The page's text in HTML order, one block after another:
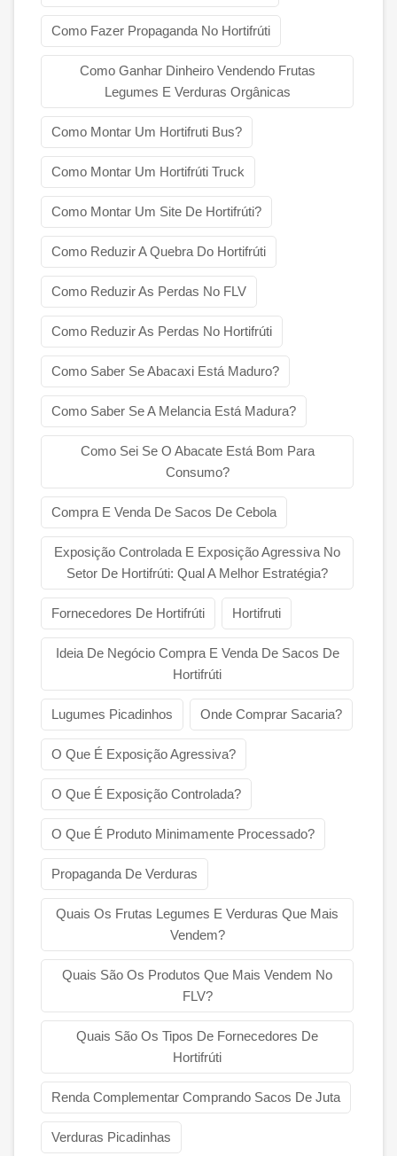
Como Fazer Propaganda No Hortifrúti
Como Ganhar Dinheiro Vendendo Frutas
Legumes E Verduras Orgânicas
Como Montar Um Hortifruti Bus?
Como Montar Um Hortifrúti Truck
Como Montar Um Site De Hortifrúti?
Como Reduzir A Quebra Do Hortifrúti
Como Reduzir As Perdas No FLV
Como Reduzir As Perdas No Hortifrúti
Como Saber Se Abacaxi Está Maduro?
Como Saber Se A Melancia Está Madura?
Como Sei Se O Abacate Está Bom Para
Consumo?
Compra E Venda De Sacos De Cebola
Exposição Controlada E Exposição Agressiva No
Setor De Hortifrúti: Qual A Melhor Estratégia?
Fornecedores De Hortifrúti Hortifruti
Ideia De Negócio Compra E Venda De Sacos De
Hortifrúti
Lugumes Picadinhos Onde Comprar Sacaria?
O Que É Exposição Agressiva?
O Que É Exposição Controlada?
O Que É Produto Minimamente Processado?
Propaganda De Verduras
Quais Os Frutas Legumes E Verduras Que Mais
Vendem?
Quais São Os Produtos Que Mais Vendem No
FLV?
Quais São Os Tipos De Fornecedores De
Hortifrúti
Renda Complementar Comprando Sacos De Juta
Verduras Picadinhas